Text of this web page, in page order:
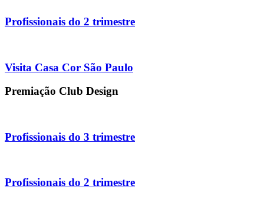
Profissionais do 2 trimestre
Visita Casa Cor São Paulo
Premiação Club Design
Profissionais do 3 trimestre
Profissionais do 2 trimestre